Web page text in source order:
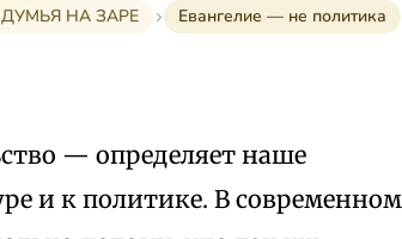
НА ЗАРЕ Евангелие — не политика
— определяет наше
и к политике. В современном